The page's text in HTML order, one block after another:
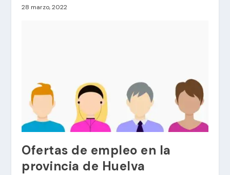
28 marzo, 2022
Ofertas de empleo en la
provincia de Huelva